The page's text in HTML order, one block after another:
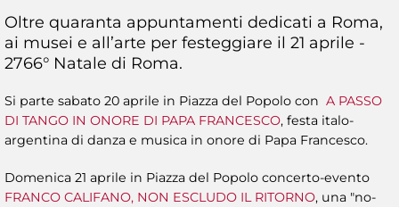
Oltre quaranta appuntamenti dedicati a Roma,
ai musei e all’arte per festeggiare il 21 aprile -
2766° Natale di Roma.
Si parte sabato 20 aprile in Piazza del Popolo con A PASSO
DI TANGO IN ONORE DI PAPA FRANCESCO, festa italo-
argentina di danza e musica in onore di Papa Francesco.
Domenica 21 aprile in Piazza del Popolo concerto-evento
FRANCO CALIFANO, NON ESCLUDO IL RITORNO, una "no-